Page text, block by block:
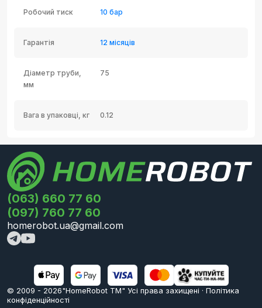
Робочий тиск 10 бар
Гарантія 12 місяців
Діаметр труби,
мм
75
Вага в упаковці, кг 0.12
(063) 660 77 60
(097) 760 77 60
homerobot.ua@gmail.com
© 2009 - 2026"HomeRobot ТМ" Усi права захищені · Політика
конфіденційності